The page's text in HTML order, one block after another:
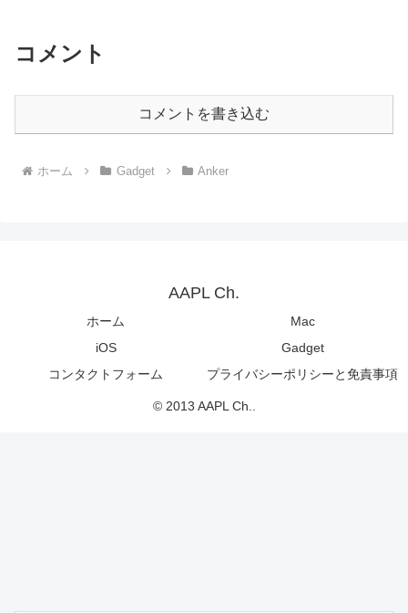
コメント
コメントを書き込む
ホーム Gadget Anker
AAPL Ch.
ホーム
Mac
iOS
Gadget
コンタクトフォーム
プライバシーポリシーと免責事項
© 2013 AAPL Ch..